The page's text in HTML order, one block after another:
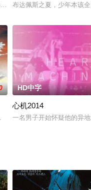
story of two corrupt pol
布达佩斯之夏，少年本该
拉伯版。麦加，七世纪，
HD中字
心机2014
一名男子开始怀疑他的异